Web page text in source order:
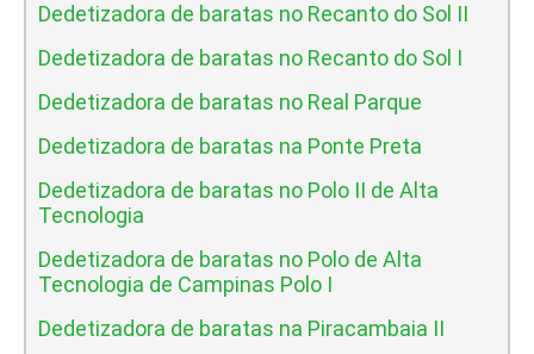
Dedetizadora de baratas no Recanto do Sol II
Dedetizadora de baratas no Recanto do Sol I
Dedetizadora de baratas no Real Parque
Dedetizadora de baratas na Ponte Preta
Dedetizadora de baratas no Polo II de Alta
Tecnologia
Dedetizadora de baratas no Polo de Alta
Tecnologia de Campinas Polo I
Dedetizadora de baratas na Piracambaia II